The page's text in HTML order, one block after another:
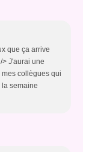
que ça arrive
> J'aurai une
collègues qui
semaine